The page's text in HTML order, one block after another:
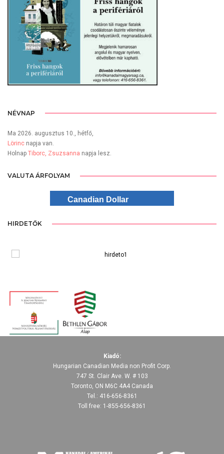
NÉVNAP
Ma 2026. augusztus 10., hétfő,
Lörinc napja van.
Holnap Tiborc, Zsuzsanna napja lesz.
VALUTA ÁRFOLYAM
Canadian Dollar
HIRDETŐK
Kiadó:
Hungarian Canadian Media non Profit Corp.
747 St. Clair Ave. W. # 103
Toronto, ON M6C 4A4 Canada
Tel.: 416-656-8361
Toll free: 1-855-656-8361